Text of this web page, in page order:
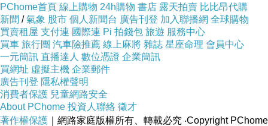
的關鍵指南
【莫小奇】星象預警| 6月海王星逆行，直面內心，
接受真實的你自己
【女巫店】海王星逆行，十二星座在哪些領域的幻
想容易破滅
【靜電魚】海王逆行來襲，12星座錦囊在此
【唐綺陽】海王快逆行了，12星座該注意什麼？
PChome首頁 線上購物 24h購物 書店 露天拍賣 比比昂代購
新聞 /氣象 股市 個人新聞台 廣告刊登 加入聯播網 全球購物
買賣租屋 支付連 國際連 Pi 拍錢包 旅遊 服務中心
買車 旅行團 汽車險推薦 線上麻將 雜誌 星座命理 會員中心
一元簡訊 直播達人 數位憑證 企業簡訊
買網址 虛擬主機 企業郵件
廣告刊登 隱私權聲明
消費者保護 兒童網路安全
About PChome 投資人聯絡 徵才
著作權保護 ｜網路家庭版權所有、轉載必究 ‧Copyright PChome